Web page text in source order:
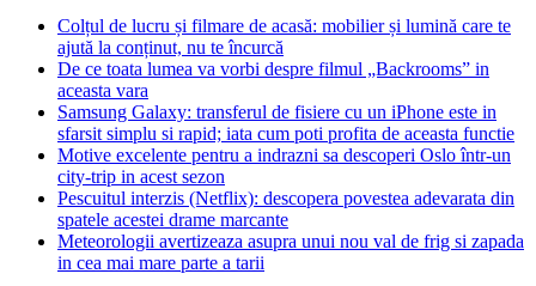
Colțul de lucru și filmare de acasă: mobilier și lumină care te
ajută la conținut, nu te încurcă
De ce toata lumea va vorbi despre filmul „Backrooms” in
aceasta vara
Samsung Galaxy: transferul de fisiere cu un iPhone este in
sfarsit simplu si rapid; iata cum poti profita de aceasta functie
Motive excelente pentru a indrazni sa descoperi Oslo într-un
city-trip in acest sezon
Pescuitul interzis (Netflix): descopera povestea adevarata din
spatele acestei drame marcante
Meteorologii avertizeaza asupra unui nou val de frig si zapada
in cea mai mare parte a tarii